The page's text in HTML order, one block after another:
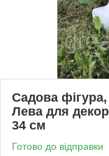
Садова фігура,
Лева для
34 см
Готово до відправки